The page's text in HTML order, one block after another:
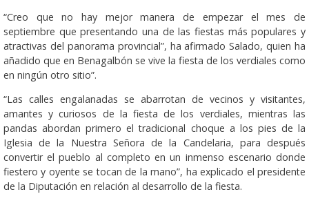
“Creo que no hay mejor manera de empezar el mes de
septiembre que presentando una de las fiestas más populares y
atractivas del panorama provincial”, ha afirmado Salado, quien ha
añadido que en Benagalbón se vive la fiesta de los verdiales como
en ningún otro sitio”.
“Las calles engalanadas se abarrotan de vecinos y visitantes,
amantes y curiosos de la fiesta de los verdiales, mientras las
pandas abordan primero el tradicional choque a los pies de la
Iglesia de la Nuestra Señora de la Candelaria, para después
convertir el pueblo al completo en un inmenso escenario donde
fiestero y oyente se tocan de la mano”, ha explicado el presidente
de la Diputación en relación al desarrollo de la fiesta.